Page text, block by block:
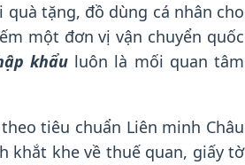
tặng, đồ dùng cá nhân cho
một đơn vị vận chuyển quốc
khẩu luôn là mối quan tâm
tiêu chuẩn Liên minh Châu
khắt khe về thuế quan, giấy tờ